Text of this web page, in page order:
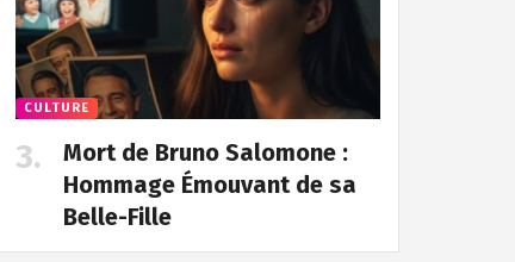
CULTURE
Mort de Bruno Salomone :
Hommage Émouvant de sa
Belle-Fille